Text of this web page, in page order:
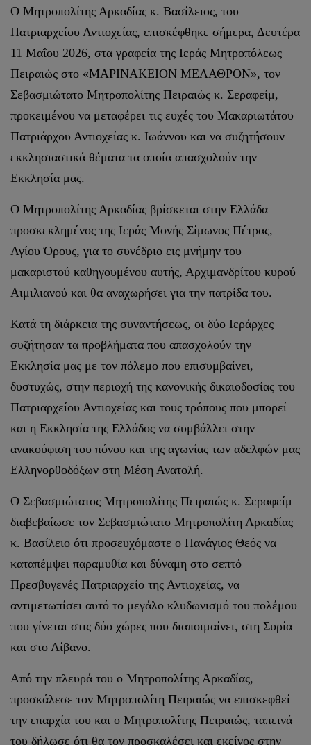
Ο Μητροπολίτης Αρκαδίας κ. Βασίλειος, του
Πατριαρχείου Αντιοχείας, επισκέφθηκε σήμερα, Δευτέρα
11 Μαΐου 2026, στα γραφεία της Ιεράς Μητροπόλεως
Πειραιώς στο «ΜΑΡΙΝΑΚΕΙΟΝ ΜΕΛΑΘΡΟΝ», τον
Σεβασμιώτατο Μητροπολίτης Πειραιώς κ. Σεραφείμ,
προκειμένου να μεταφέρει τις ευχές του Μακαριωτάτου
Πατριάρχου Αντιοχείας κ. Ιωάννου και να συζητήσουν
εκκλησιαστικά θέματα τα οποία απασχολούν την
Εκκλησία μας.
Ο Μητροπολίτης Αρκαδίας βρίσκεται στην Ελλάδα
προσκεκλημένος της Ιεράς Μονής Σίμωνος Πέτρας,
Αγίου Όρους, για το συνέδριο εις μνήμην του
μακαριστού καθηγουμένου αυτής, Αρχιμανδρίτου κυρού
Αιμιλιανού και θα αναχωρήσει για την πατρίδα του.
Κατά τη διάρκεια της συναντήσεως, οι δύο Ιεράρχες
συζήτησαν τα προβλήματα που απασχολούν την
Εκκλησία μας με τον πόλεμο που επισυμβαίνει,
δυστυχώς, στην περιοχή της κανονικής δικαιοδοσίας του
Πατριαρχείου Αντιοχείας και τους τρόπους που μπορεί
και η Εκκλησία της Ελλάδος να συμβάλλει στην
ανακούφιση του πόνου και της αγωνίας των αδελφών μας
Ελληνορθοδόξων στη Μέση Ανατολή.
Ο Σεβασμιώτατος Μητροπολίτης Πειραιώς κ. Σεραφείμ
διαβεβαίωσε τον Σεβασμιώτατο Μητροπολίτη Αρκαδίας
κ. Βασίλειο ότι προσευχόμαστε ο Πανάγιος Θεός να
καταπέμψει παραμυθία και δύναμη στο σεπτό
Πρεσβυγενές Πατριαρχείο της Αντιοχείας, να
αντιμετωπίσει αυτό το μεγάλο κλυδωνισμό του πολέμου
που γίνεται στις δύο χώρες που διαποιμαίνει, στη Συρία
και στο Λίβανο.
Από την πλευρά του ο Μητροπολίτης Αρκαδίας,
προσκάλεσε τον Μητροπολίτη Πειραιώς να επισκεφθεί
την επαρχία του και ο Μητροπολίτης Πειραιώς, ταπεινά
του δήλωσε ότι θα τον προσκαλέσει και εκείνος στην